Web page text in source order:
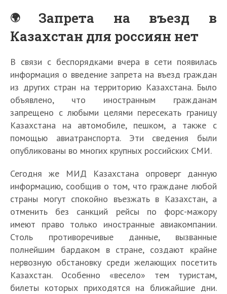
Запрета на въезд в
Казахстан для россиян нет
В связи с беспорядками вчера в сети появилась
информация о введение запрета на въезд граждан
из других стран на территорию Казахстана. Было
объявлено, что иностранным гражданам
запрещено с любыми целями пересекать границу
Казахстана на автомобиле, пешком, а также с
помощью авиатранспорта. Эти сведения были
опубликованы во многих крупных российских СМИ.
Сегодня же МИД Казахстана опроверг данную
информацию, сообщив о том, что граждане любой
страны могут спокойно въезжать в Казахстан, а
отменить без санкций рейсы по форс-мажору
имеют право только иностранные авиакомпании.
Столь противоречивые данные, вызванные
полнейшим бардаком в стране, создают крайне
нервозную обстановку среди желающих посетить
Казахстан. Особенно «весело» тем туристам,
билеты которых приходятся на ближайшие дни.